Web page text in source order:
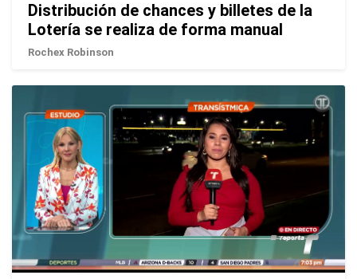
Distribución de chances y billetes de la
Lotería se realiza de forma manual
Rochex Robinson